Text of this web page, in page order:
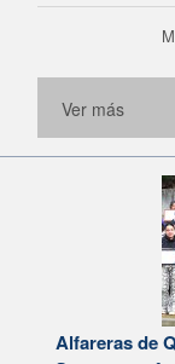
Ver más
Alfareras de